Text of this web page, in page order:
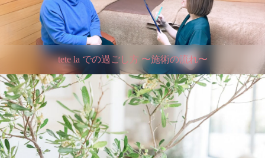
tete la での過ごし方 〜施術の流れ〜